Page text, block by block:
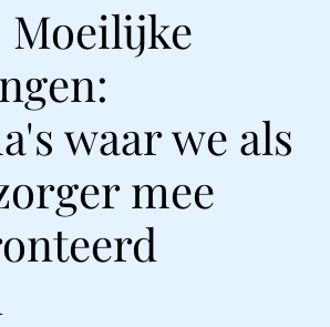
Moeilijke
waar we als
mee